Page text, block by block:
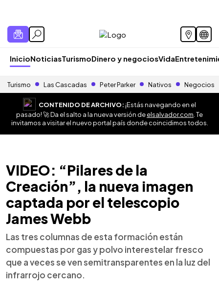
InicioNoticiasTurismoDinero y negociosVida
Turismo Las Cascadas Peter Parker Nativos Negocios
CONTENIDO DE ARCHIVO:¡Estás navegando en el
pasado! 🚀 Da el salto a la nueva versión deelsalvador.com . Te
invitamos a visitar el nuevo portal país donde coincidimos todos.
VIDEO: “Pilares de la
Creación”, la nueva imagen
captada por el telescopio
James Webb
Las tres columnas de esta formación están
compuestas por gas y polvo interestelar fresco
que a veces se ven semitransparentes en la luz del
infrarrojo cercano.